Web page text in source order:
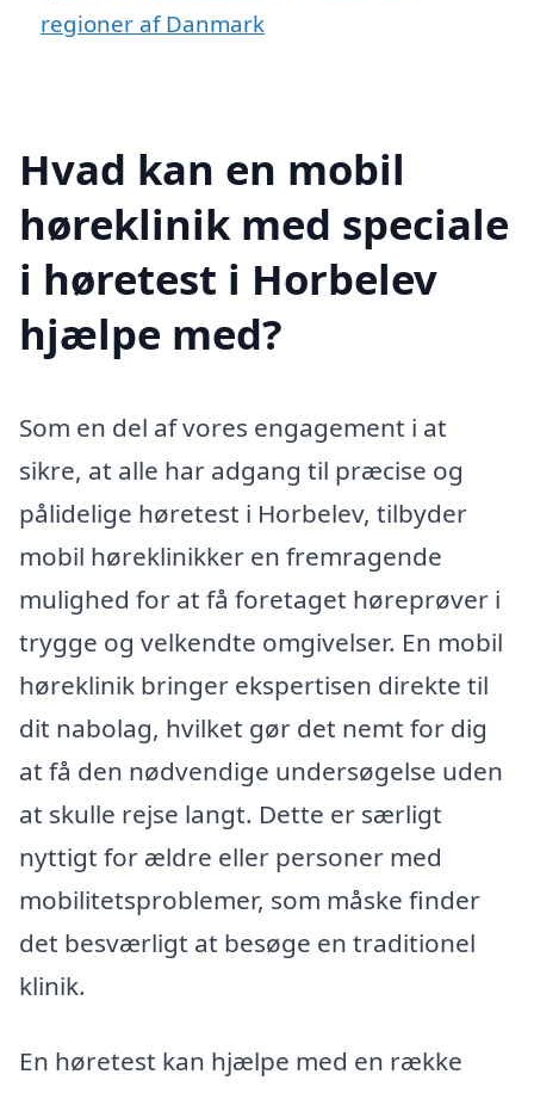
regioner af Danmark
Hvad kan en mobil
høreklinik med speciale
i høretest i Horbelev
hjælpe med?
Som en del af vores engagement i at
sikre, at alle har adgang til præcise og
pålidelige høretest i Horbelev, tilbyder
mobil høreklinikker en fremragende
mulighed for at få foretaget høreprøver i
trygge og velkendte omgivelser. En mobil
høreklinik bringer ekspertisen direkte til
dit nabolag, hvilket gør det nemt for dig
at få den nødvendige undersøgelse uden
at skulle rejse langt. Dette er særligt
nyttigt for ældre eller personer med
mobilitetsproblemer, som måske finder
det besværligt at besøge en traditionel
klinik.
En høretest kan hjælpe med en række